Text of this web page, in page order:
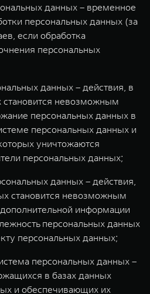
данных – временное
персональных данных (за
если обработка
персональных
данных – действия, в
становится невозможным
персональных данных в
персональных данных и
уничтожаются
персональных данных;
данных – действия,
становится невозможным
информации
персональных данных
персональных данных;
персональных данных –
в базах данных
и обеспечивающих их